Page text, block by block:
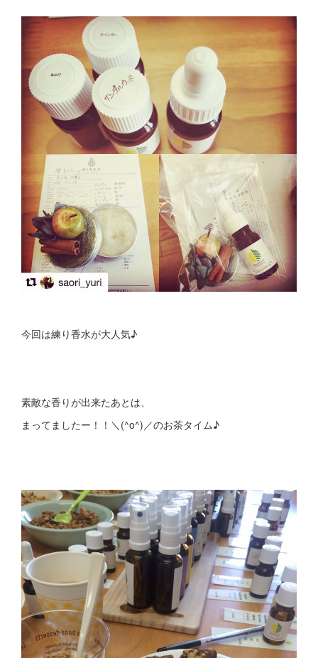
今回は練り香水が大人気♪
素敵な香りが出来たあとは、
まってましたー！！＼(^o^)／のお茶タイム♪